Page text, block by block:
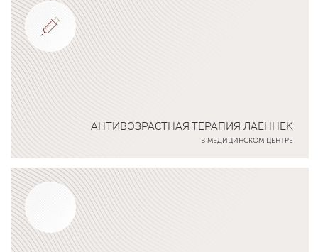
АНТИВОЗРАСТНАЯ ТЕРАПИЯ ЛАЕННЕК
В МЕДИЦИНСКОМ ЦЕНТРЕ
Подробнее о программе